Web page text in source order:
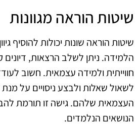
שיטות הוראה מגוונות
שיטות הוראה שונות יכולות להוסיף
הלמידה. ניתן לשלב הרצאות, דיונים
חווייתית ולמידה עצמאית. חשוב
לשאול שאלות ולבצע ניסויים על
העצמאית שלהם. גישה זו תורמת
הנושאים הנלמדים.